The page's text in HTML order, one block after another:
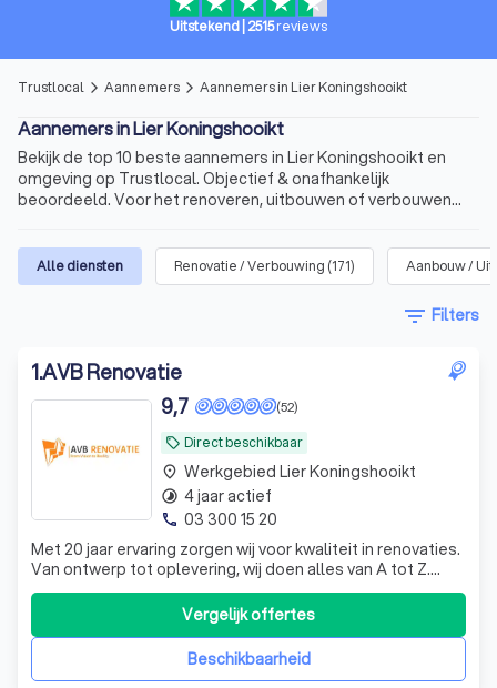
Uitstekend 2515reviews
Trustlocal arrow_forward_ios Aannemers arrow_forward_ios Aannemers in Lier Koningshooikt
Aannemers in Lier Koningshooikt
Bekijk de top 10 beste aannemers in Lier Koningshooikt en
omgeving op Trustlocal. Objectief & onafhankelijk
beoordeeld. Voor het renoveren, uitbouwen of verbouwen
Alle diensten Renovatie / Verbouwing (171) Aanbouw /
filter_list Filters
1.AVB Renovatie
local_offer Direct beschikbaar
(52)
9,7
Met 20 jaar ervaring zorgen wij voor kwaliteit in renovaties.
Van ontwerp tot oplevering, wij doen alles van A tot Z.
Binnen de 48 uur na het bezoek ontvangt u een
gedetailleerde offerte.
Beschikbaarheid
Vergelijk offertes
place Werkgebied Lier Koningshooikt
timelapse 4 jaar actief
phone 03 300 15 20